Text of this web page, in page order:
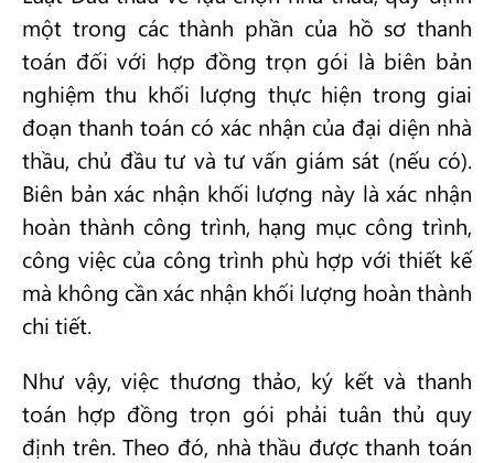
một trong các thành phần của hồ sơ thanh
toán đối với hợp đồng trọn gói là biên bản
nghiệm thu khối lượng thực hiện trong giai
đoạn thanh toán có xác nhận của đại diện nhà
thầu, chủ đầu tư và tư vấn giám sát (nếu có).
Biên bản xác nhận khối lượng này là xác nhận
hoàn thành công trình, hạng mục công trình,
công việc của công trình phù hợp với thiết kế
mà không cần xác nhận khối lượng hoàn thành
chi tiết.
Như vậy, việc thương thảo, ký kết và thanh
toán hợp đồng trọn gói phải tuân thủ quy
định trên. Theo đó, nhà thầu được thanh toán